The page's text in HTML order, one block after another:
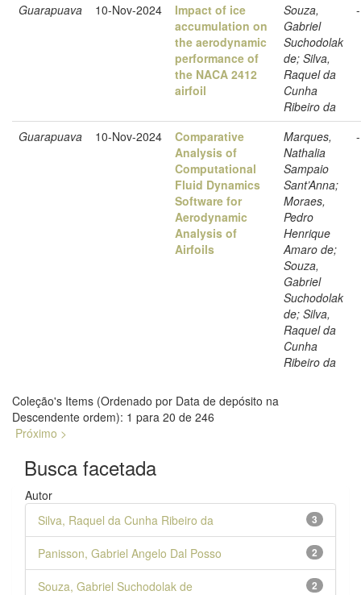
Guarapuava 10-Nov-2024
Impact of ice
accumulation on
the aerodynamic
performance of
the NACA 2412
airfoil
Souza,
Gabriel
Suchodolak
de; Silva,
Raquel da
Cunha
Ribeiro da
-
Guarapuava 10-Nov-2024
Comparative
Analysis of
Computational
Fluid Dynamics
Software for
Aerodynamic
Analysis of
Airfoils
Marques,
Nathalia
Sampaio
Sant’Anna;
Moraes,
Pedro
Henrique
Amaro de;
Souza,
Gabriel
Suchodolak
de; Silva,
Raquel da
Cunha
Ribeiro da
-
Coleção's Items (Ordenado por Data de depósito na
Descendente ordem): 1 para 20 de 246
Próximo >
Busca facetada
Autor
3
Silva, Raquel da Cunha Ribeiro da
2
Panisson, Gabriel Angelo Dal Posso
2
Souza, Gabriel Suchodolak de